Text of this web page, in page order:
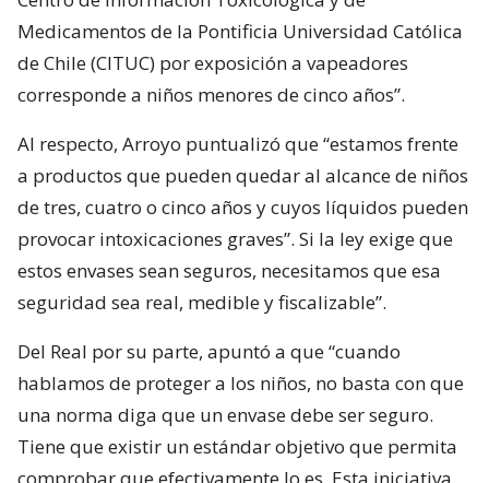
Medicamentos de la Pontificia Universidad Católica
de Chile (CITUC) por exposición a vapeadores
corresponde a niños menores de cinco años”.
Al respecto, Arroyo puntualizó que “estamos frente
a productos que pueden quedar al alcance de niños
de tres, cuatro o cinco años y cuyos líquidos pueden
provocar intoxicaciones graves”. Si la ley exige que
estos envases sean seguros, necesitamos que esa
seguridad sea real, medible y fiscalizable”.
Del Real por su parte, apuntó a que “cuando
hablamos de proteger a los niños, no basta con que
una norma diga que un envase debe ser seguro.
Tiene que existir un estándar objetivo que permita